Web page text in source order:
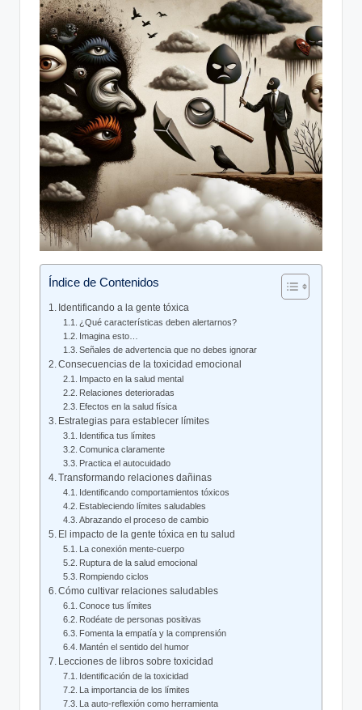
Índice de Contenidos
Identificando ‍a la gente tóxica
¿Qué características deben alertarnos?
Imagina esto…
Señales de ‌advertencia ⁤que no⁢ debes ignorar
Consecuencias ⁤de la toxicidad emocional
Impacto en la ‍salud mental
Relaciones deterioradas
Efectos en la salud física
Estrategias⁣ para establecer ⁢límites
Identifica⁣ tus límites
Comunica claramente
Practica el ⁢autocuidado
Transformando⁤ relaciones dañinas
Identificando comportamientos tóxicos
Estableciendo límites saludables
Abrazando el proceso de cambio
El ⁢impacto ⁢de la gente tóxica en tu salud
La conexión mente-cuerpo
Ruptura de la salud emocional
Rompiendo ‍ciclos
Cómo cultivar relaciones saludables
Conoce ‍tus límites
Rodéate de ⁣personas positivas
Fomenta la empatía y la comprensión
Mantén el sentido del humor
Lecciones de ‌libros sobre toxicidad
Identificación de ‍la toxicidad
La importancia de los límites
La auto-reflexión⁣ como ‍herramienta